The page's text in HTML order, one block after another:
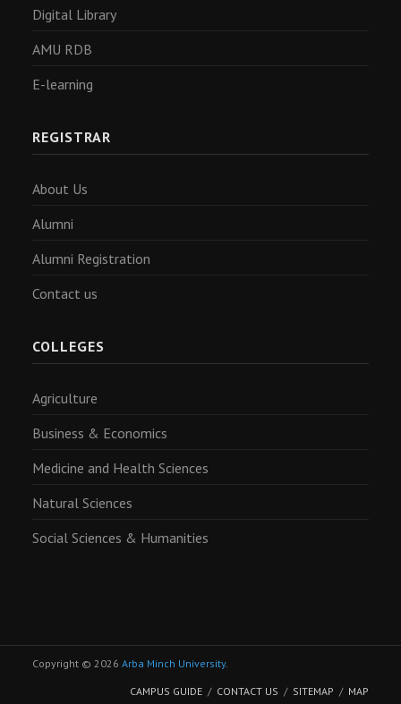
Digital Library
AMU RDB
E-learning
REGISTRAR
About Us
Alumni
Alumni Registration
Contact us
COLLEGES
Agriculture
Business & Economics
Medicine and Health Sciences
Natural Sciences
Social Sciences & Humanities
Copyright © 2026 Arba Minch University.
CAMPUS GUIDE CONTACT US SITEMAP MAP